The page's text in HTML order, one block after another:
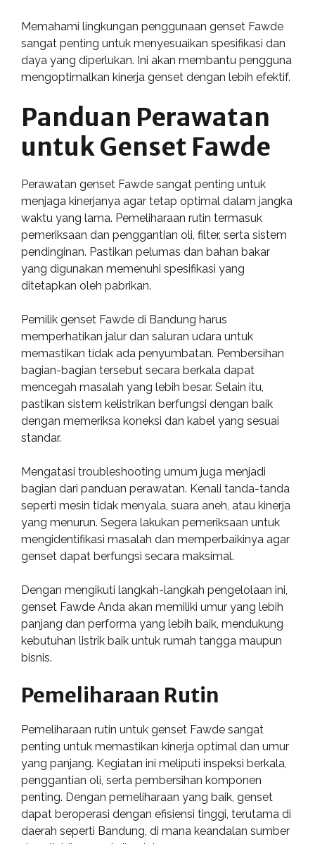
Memahami lingkungan penggunaan genset Fawde
sangat penting untuk menyesuaikan spesifikasi dan
daya yang diperlukan. Ini akan membantu pengguna
mengoptimalkan kinerja genset dengan lebih efektif.
Panduan Perawatan
untuk Genset Fawde
Perawatan genset Fawde sangat penting untuk
menjaga kinerjanya agar tetap optimal dalam jangka
waktu yang lama. Pemeliharaan rutin termasuk
pemeriksaan dan penggantian oli, filter, serta sistem
pendinginan. Pastikan pelumas dan bahan bakar
yang digunakan memenuhi spesifikasi yang
ditetapkan oleh pabrikan.
Pemilik genset Fawde di Bandung harus
memperhatikan jalur dan saluran udara untuk
memastikan tidak ada penyumbatan. Pembersihan
bagian-bagian tersebut secara berkala dapat
mencegah masalah yang lebih besar. Selain itu,
pastikan sistem kelistrikan berfungsi dengan baik
dengan memeriksa koneksi dan kabel yang sesuai
standar.
Mengatasi troubleshooting umum juga menjadi
bagian dari panduan perawatan. Kenali tanda-tanda
seperti mesin tidak menyala, suara aneh, atau kinerja
yang menurun. Segera lakukan pemeriksaan untuk
mengidentifikasi masalah dan memperbaikinya agar
genset dapat berfungsi secara maksimal.
Dengan mengikuti langkah-langkah pengelolaan ini,
genset Fawde Anda akan memiliki umur yang lebih
panjang dan performa yang lebih baik, mendukung
kebutuhan listrik baik untuk rumah tangga maupun
bisnis.
Pemeliharaan Rutin
Pemeliharaan rutin untuk genset Fawde sangat
penting untuk memastikan kinerja optimal dan umur
yang panjang. Kegiatan ini meliputi inspeksi berkala,
penggantian oli, serta pembersihan komponen
penting. Dengan pemeliharaan yang baik, genset
dapat beroperasi dengan efisiensi tinggi, terutama di
daerah seperti Bandung, di mana keandalan sumber